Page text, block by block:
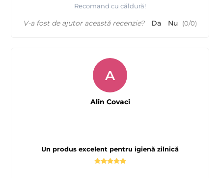
Recomand cu căldură!
V-a fost de ajutor această recenzie? Da Nu (0/0)
Un produs excelent pentru igienă zilnică
A
Alin Covaci